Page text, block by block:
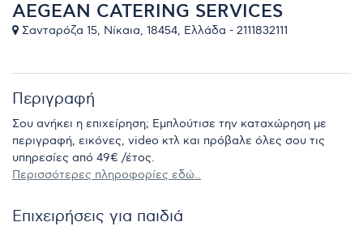
AEGEAN CATERING SERVICES
Σανταρόζα 15, Νίκαια, 18454, Ελλάδα - 2111832111
Περιγραφή
Σου ανήκει η επιχείρηση; Εμπλούτισε την καταχώρηση με
περιγραφή, εικόνες, video κτλ και πρόβαλε όλες σου τις
υπηρεσίες από 49€ /έτος.
Περισσότερες πληροφορίες εδώ..
Επιχειρήσεις για παιδιά